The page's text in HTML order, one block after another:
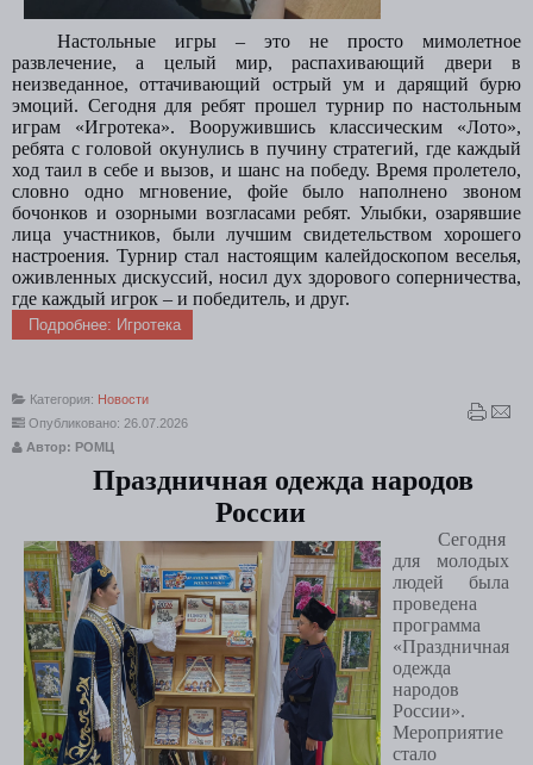
Настольные игры – это не просто мимолетное
развлечение, а целый мир, распахивающий двери в
неизведанное, оттачивающий острый ум и дарящий бурю
эмоций. Сегодня для ребят прошел турнир по настольным
играм «Игротека». Вооружившись классическим «Лото»,
ребята с головой окунулись в пучину стратегий, где каждый
ход таил в себе и вызов, и шанс на победу. Время пролетело,
словно одно мгновение, фойе было наполнено звоном
бочонков и озорными возгласами ребят. Улыбки, озарявшие
лица участников, были лучшим свидетельством хорошего
настроения. Турнир стал настоящим калейдоскопом веселья,
оживленных дискуссий, носил дух здорового соперничества,
где каждый игрок – и победитель, и друг.
Подробнее: Игротека
Категория: Новости
Опубликовано: 26.07.2026
Автор: РОМЦ
Праздничная одежда народов
России
Сегодня
для молодых
людей была
проведена
программа
«Праздничная
одежда
народов
России».
Мероприятие
стало